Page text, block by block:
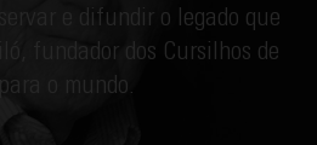
e difundir o legado que
fundador dos Cursilhos de
o mundo.